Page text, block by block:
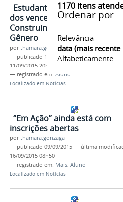
1170itens
Ordenar por
Relevância
data (mais
Alfabeticamente
Estudante do Ifal Arapiraca
dos vencedores do Prêmio
Construindo a Igualdade de
Gênero
porthamara.gonzaga
— publicado 10/09/2015—última
11/09/2015 20h09
— registrado em: Aluno
Localizado em Notícias
“Em Ação” ainda está com
inscrições abertas
porthamara.gonzaga
— publicado 09/09/2015 — última
16/09/2015 08h50
— registrado em: Mais, Aluno
Localizado em Notícias